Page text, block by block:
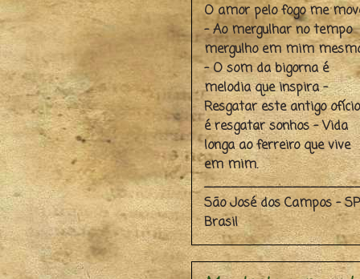
O amor pelo fogo me
- Ao mergulhar no tempo
mergulho em mim
- O som da bigorna é
melodia que inspira -
Resgatar este antigo ofício
é resgatar sonhos - Vida
longa ao ferreiro que vive
em mim.
São José dos Campos -
Brasil